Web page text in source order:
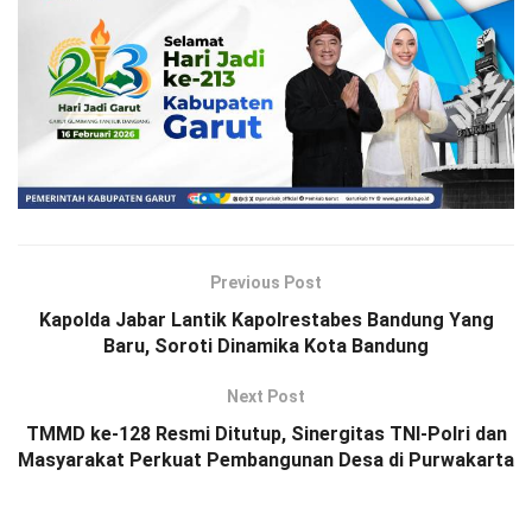
Previous Post
Kapolda Jabar Lantik Kapolrestabes Bandung Yang
Baru, Soroti Dinamika Kota Bandung
Next Post
TMMD ke-128 Resmi Ditutup, Sinergitas TNI-Polri dan
Masyarakat Perkuat Pembangunan Desa di Purwakarta